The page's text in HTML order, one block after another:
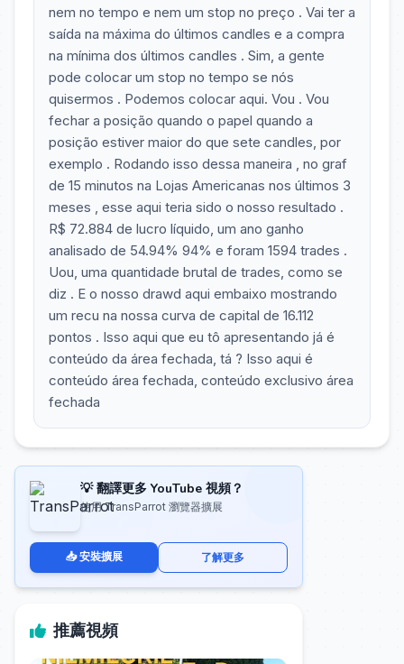
nem no tempo e nem um stop no preço . Vai ter a
saída na máxima do últimos candles e a compra
na mínima dos últimos candles . Sim, a gente
pode colocar um stop no tempo se nós
quisermos . Podemos colocar aqui. Vou . Vou
fechar a posição quando o papel quando a
posição estiver maior do que sete candles, por
exemplo . Rodando isso dessa maneira , no graf
de 15 minutos na Lojas Americanas nos últimos 3
meses , esse aqui teria sido o nosso resultado .
R$ 72.884 de lucro líquido, um ano ganho
analisado de 54.94% 94% e foram 1594 trades .
Uou, uma quantidade brutal de trades, como se
diz . E o nosso drawd aqui embaixo mostrando
um recu na nossa curva de capital de 16.112
pontos . Isso aqui que eu tô apresentando já é
conteúdo da área fechada, tá ? Isso aqui é
conteúdo área fechada, conteúdo exclusivo área
fechada
💡 翻譯更多 YouTube 視頻？
使用 TransParrot 瀏覽器擴展
📥 安裝擴展 了解更多
推薦視頻